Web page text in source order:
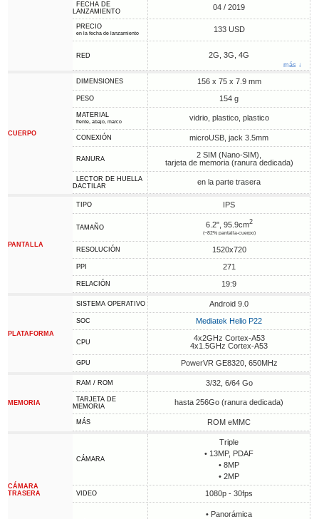
FECHA DE
LANZAMIENTO
04 / 2019
PRECIO
en la fecha de lanzamiento 133 USD
RED 2G, 3G, 4G
más ↓
CUERPO
DIMENSIONES 156 x 75 x 7.9 mm
PESO 154 g
MATERIAL
frente, abajo, marco vidrio, plastico, plastico
CONEXIÓN microUSB, jack 3.5mm
RANURA
2 SIM (Nano-SIM),
tarjeta de memoria (ranura dedicada)
LECTOR DE HUELLA
DACTILAR
en la parte trasera
PANTALLA
TIPO IPS
TAMAÑO 6.2", 95.9cm2
(~82% pantalla-cuerpo)
RESOLUCIÓN 1520x720
PPI 271
RELACIÓN 19:9
PLATAFORMA
SISTEMA OPERATIVO Android 9.0
SOC Mediatek Helio P22
CPU
4x2GHz Cortex-A53
4x1.5GHz Cortex-A53
GPU PowerVR GE8320, 650MHz
MEMORIA
RAM / ROM 3/32, 6/64 Go
TARJETA DE
MEMORIA
hasta 256Go (ranura dedicada)
MÁS ROM eMMC
CÁMARA
TRASERA
CÁMARA
Triple
• 13MP, PDAF
• 8MP
• 2MP
VIDEO 1080p - 30fps
• Panorámica